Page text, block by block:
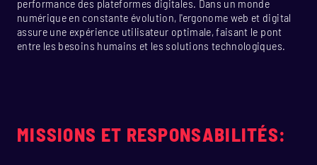
performance des plateformes digitales. Dans un monde
numérique en constante évolution, l'ergonome web et digital
assure une expérience utilisateur optimale, faisant le pont
entre les besoins humains et les solutions technologiques.
MISSIONS ET RESPONSABILITÉS: